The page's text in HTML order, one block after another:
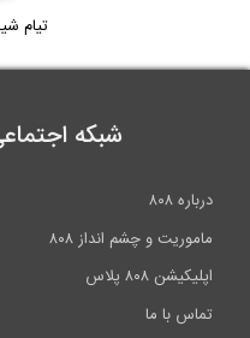
تیام
شبکه
درباره ۸۰۸
ماموریت و چشم انداز ۸۰۸
اپلیکیشن ۸۰۸ پلاس
تماس با ما